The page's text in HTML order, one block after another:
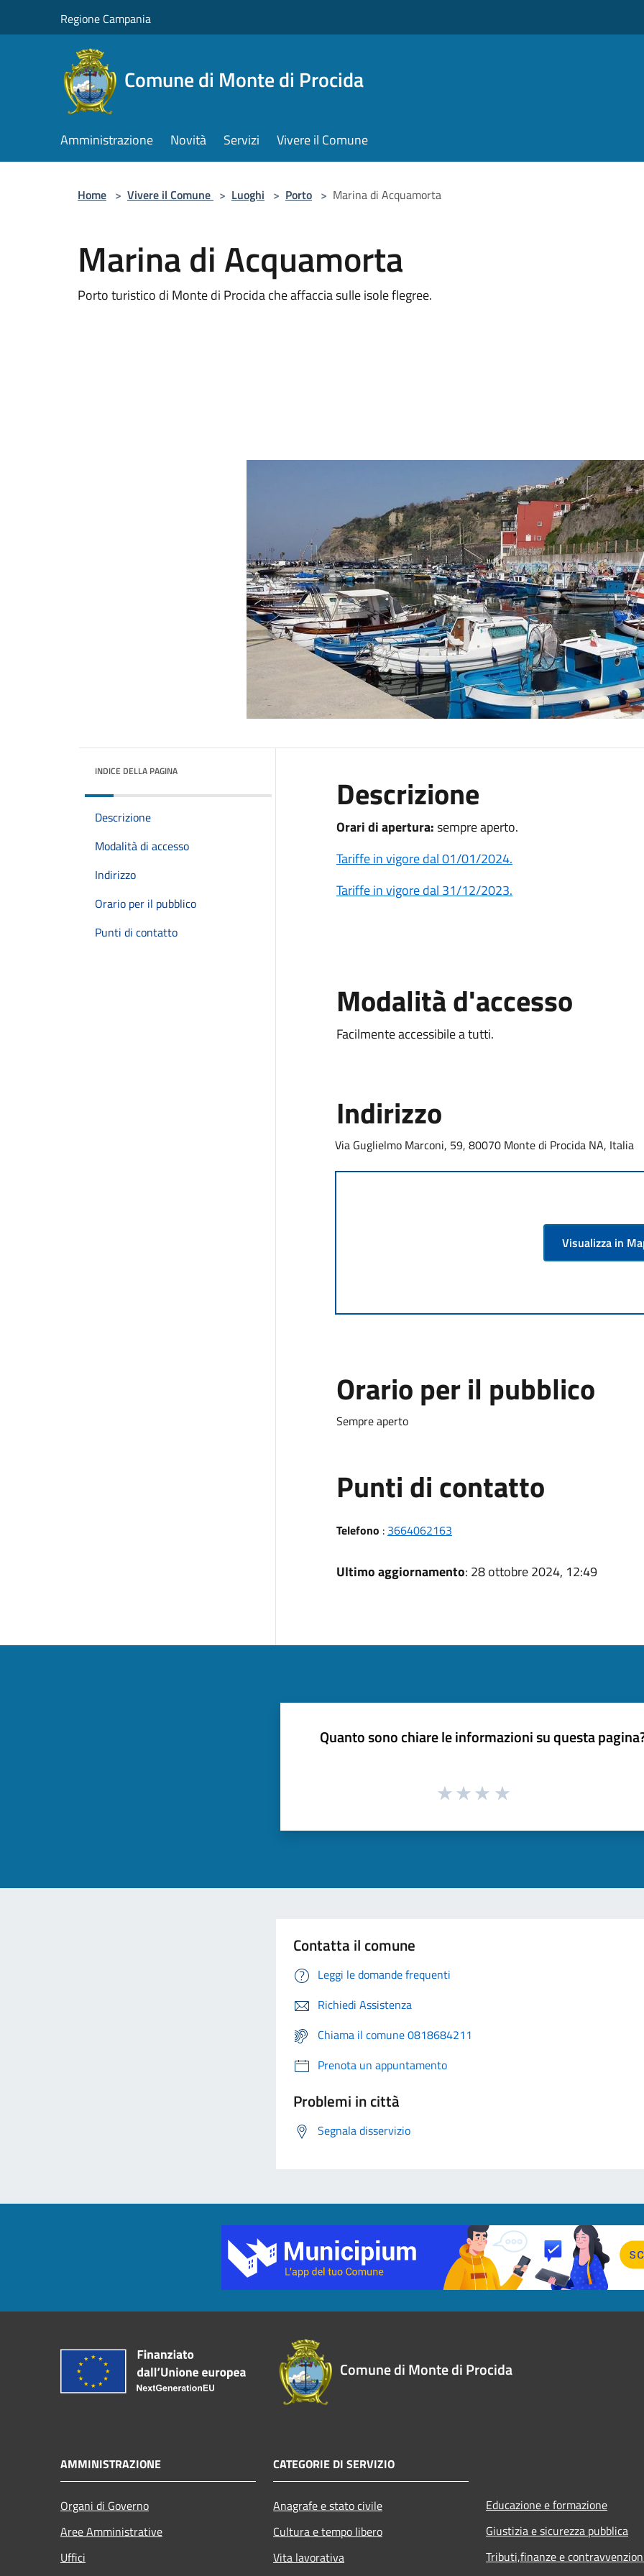
Regione Campania
Comune di Monte di Procida
Amministrazione Novità Servizi Vivere il Comune
Home > Vivere il Comune > Luoghi > Porto > Marina di Acquamorta
Marina di Acquamorta
Porto turistico di Monte di Procida che affaccia sulle isole flegree.
INDICE DELLA PAGINA
Descrizione
Modalità di accesso
Indirizzo
Orario per il pubblico
Punti di contatto
Descrizione
Orari di apertura:sempre aperto.
Tariffe in vigore dal 01/01/2024.
Tariffe in vigore dal 31/12/2023.
Modalità d'accesso
Facilmente accessibile a tutti.
Indirizzo
Via Guglielmo Marconi, 59, 80070 Monte di Procida NA, Italia
Visualizza in
Orario per il pubblico
Sempre aperto
Punti di contatto
Telefono : 3664062163
Ultimo aggiornamento: 28 ottobre 2024, 12:49
Quanto sono chiare le informazioni su questa
Contatta il comune
Leggi le domande frequenti
Richiedi Assistenza
Chiama il comune 0818684211
Prenota un appuntamento
Problemi in città
Segnala disservizio
Comune di Monte di Procida
AMMINISTRAZIONE
Organi di Governo
Aree Amministrative
Uffici
CATEGORIE DI SERVIZIO
Anagrafe e stato civile
Cultura e tempo libero
Vita lavorativa
Educazione e formazione
Giustizia e sicurezza pubblica
Tributi,finanze e